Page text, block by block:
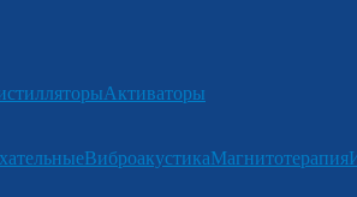
Активаторы
ВиброакустикаМагнитотерапия